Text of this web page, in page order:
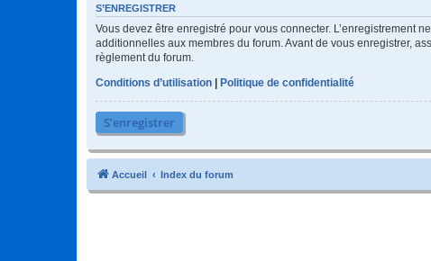
S’ENREGISTRER
Vous devez être enregistré pour vous connecter. L’enregistrement
additionnelles aux membres du forum. Avant de vous enregistrer,
règlement du forum.
Conditions d’utilisation
Politique de confidentialité
S’enregistrer
Accueil Index du forum